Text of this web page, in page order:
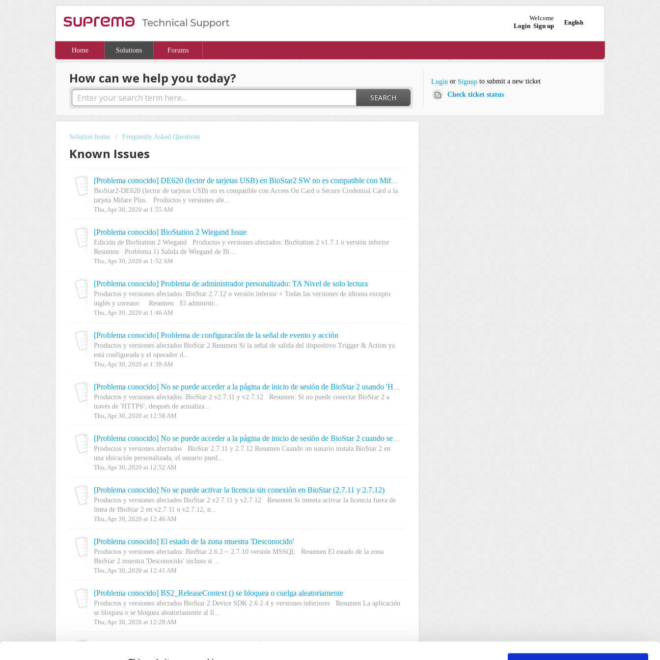
English
Welcome
Login Sign up
Home Solutions Forums
How can we help you today?
SEARCH
Login or Signupto submit a new ticket
Check ticket status
Solution home Frequently Asked Questions
Known Issues
[Problema conocido] DE620 (lector de tarjetas USB) en BioStar2 SW no es compatible con Mifare Plus AoC
BioStar2-DE620 (lector de tarjetas USB) no es compatible con Access On Card o Secure Credential Card a la
tarjeta Mifare Plus. Productos y versiones afe...
Thu, Apr 30, 2020 at 1:55 AM
[Problema conocido] BioStation 2 Wiegand Issue
Edición de BioStation 2 Wiegand Productos y versiones afectados: BioStation 2 v1.7.1 o versión inferior
Resumen Problema 1) Salida de Wiegand de Bi...
Thu, Apr 30, 2020 at 1:52 AM
[Problema conocido] Problema de administrador personalizado: TA Nivel de solo lectura
Productos y versiones afectados: BioStar 2.7.12 o versión inferior + Todas las versiones de idioma excepto
inglés y coreano Resumen El administr...
Thu, Apr 30, 2020 at 1:46 AM
[Problema conocido] Problema de configuración de la señal de evento y acción
Productos y versiones afectados BioStar 2 Resumen Si la señal de salida del dispositivo Trigger & Action ya
está configurada y el operador d...
Thu, Apr 30, 2020 at 1:39 AM
Productos y versiones afectados: BioStar 2 v2.7.11 y v2.7.12 Resumen: Si no puede conectar BioStar 2 a
través de 'HTTPS', después de actualiza...
Thu, Apr 30, 2020 at 12:58 AM
Productos y versiones afectados BioStar 2.7.11 y 2.7.12 Resumen Cuando un usuario instala BioStar 2 en
una ubicación personalizada, el usuario pued...
Thu, Apr 30, 2020 at 12:52 AM
[Problema conocido] No se puede activar la licencia sin conexión en BioStar (2.7.11 y 2.7.12)
Productos y versiones afectados BioStar 2 v2.7.11 y v2.7.12 Resumen Si intenta activar la licencia fuera de
línea de BioStar 2 en v2.7.11 o v2.7.12, n...
Thu, Apr 30, 2020 at 12:46 AM
[Problema conocido] El estado de la zona muestra 'Desconocido'
Productos y versiones afectados: BioStar 2.6.2 ~ 2.7.10 versión MSSQL Resumen El estado de la zona
BioStar 2 muestra 'Desconocido' incluso si ...
Thu, Apr 30, 2020 at 12:41 AM
[Problema conocido] BS2_ReleaseContext () se bloquea o cuelga aleatoriamente
Productos y versiones afectados BioStar 2 Device SDK 2.6.2.4 y versiones inferiores Resumen La aplicación
se bloquea o se bloquea aleatoriamente al ll...
Thu, Apr 30, 2020 at 12:28 AM
[Problema conocido] Error de herramienta de migración en 2.7.8